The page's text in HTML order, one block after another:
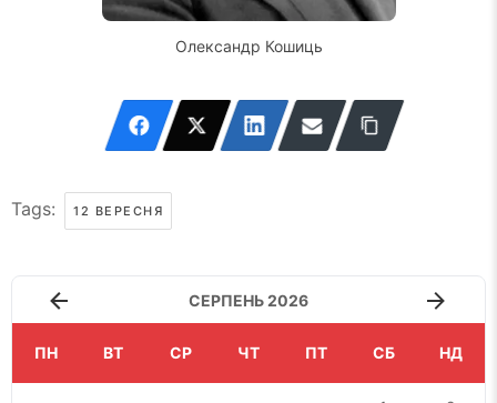
Олександр Кошиць
Tags: 12 ВЕРЕСНЯ
СЕРПЕНЬ 2026
ПН ВТ СР ЧТ ПТ СБ НД